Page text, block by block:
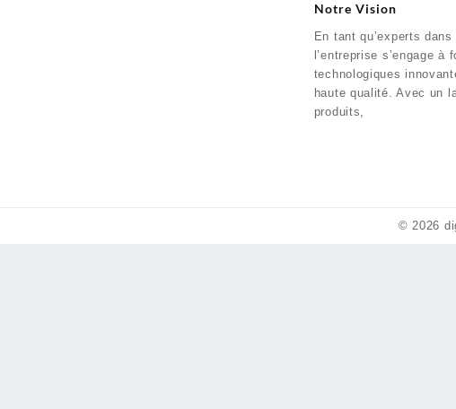
Notre Vision
En tant qu’experts
l’entreprise s’engage à
technologiques
haute qualité. Avec un
produits,
© 2026